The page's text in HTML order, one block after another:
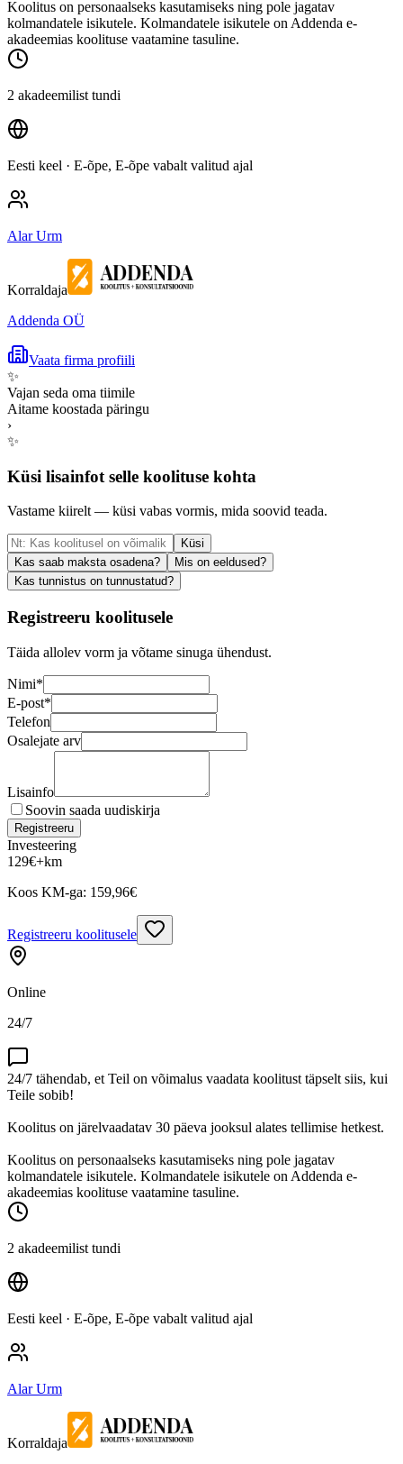
Koolitus on personaalseks kasutamiseks ning pole jagatav
kolmandatele isikutele. Kolmandatele isikutele on Addenda e-
akadeemias koolituse vaatamine tasuline.
2 akadeemilist tundi
Eesti keel · E-õpe, E-õpe vabalt valitud ajal
Alar Urm
Korraldaja
Addenda OÜ
Vaata firma profiili
✨
Vajan seda oma tiimile
Aitame koostada päringu
›
✨
Küsi lisainfot selle koolituse kohta
Vastame kiirelt — küsi vabas vormis, mida soovid teada.
Küsi
Kas saab maksta osadena?
Mis on eeldused?
Kas tunnistus on tunnustatud?
Registreeru koolitusele
Täida allolev vorm ja võtame sinuga ühendust.
Nimi*
E-post*
Telefon
Osalejate arv
Lisainfo
Soovin saada uudiskirja
Registreeru
Investeering
129€+km
Koos KM-ga: 159,96€
Registreeru koolitusele
Online
24/7
24/7 tähendab, et Teil on võimalus vaadata koolitust täpselt siis, kui
Teile sobib!
Koolitus on järelvaadatav 30 päeva jooksul alates tellimise hetkest.
Koolitus on personaalseks kasutamiseks ning pole jagatav
kolmandatele isikutele. Kolmandatele isikutele on Addenda e-
akadeemias koolituse vaatamine tasuline.
2 akadeemilist tundi
Eesti keel · E-õpe, E-õpe vabalt valitud ajal
Alar Urm
Korraldaja